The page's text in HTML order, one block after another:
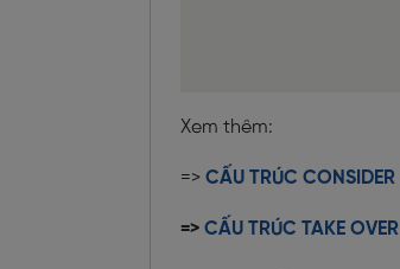
Xem thêm:
=> CẤU TRÚC CONSIDER
=> CẤU TRÚC TAKE OVER